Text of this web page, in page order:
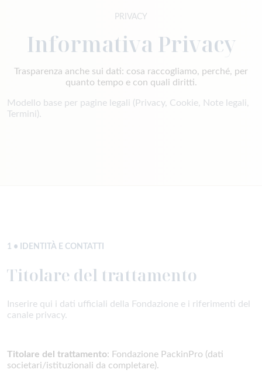
PRIVACY
Informativa Privacy
Trasparenza anche sui dati: cosa raccogliamo, perché, per
quanto tempo e con quali diritti.
Modello base per pagine legali (Privacy, Cookie, Note legali,
Termini).
1 • IDENTITÀ E CONTATTI
Titolare del trattamento
Inserire qui i dati ufficiali della Fondazione e i riferimenti del
canale privacy.
Titolare del trattamento: Fondazione PackinPro (dati
societari/istituzionali da completare).